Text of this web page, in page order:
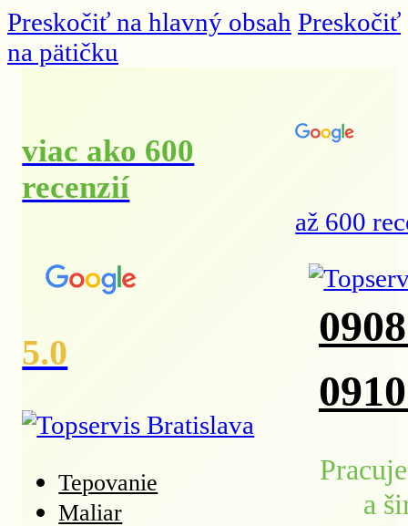
Preskočiť na hlavný obsah Preskočiť
na pätičku
viac ako 600
recenzií
5.0
Tepovanie
Maliar
až 600
a